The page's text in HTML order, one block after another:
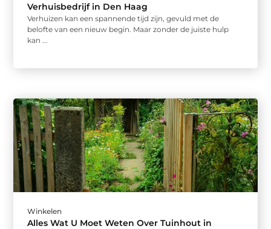
Verhuisbedrijf in Den Haag
Verhuizen kan een spannende tijd zijn, gevuld met de
belofte van een nieuw begin. Maar zonder de juiste hulp
kan ...
Winkelen
Alles Wat U Moet Weten Over Tuinhout in